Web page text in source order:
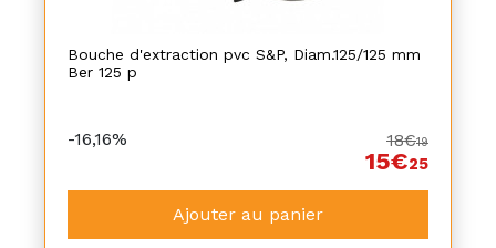
Bouche d'extraction pvc S&P, Diam.125/125 mm
Ber 125 p
-16,16% 18€19
15€25
Ajouter au panier